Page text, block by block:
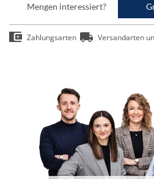
Mengen interessiert?
Zahlungsarten Versandarten